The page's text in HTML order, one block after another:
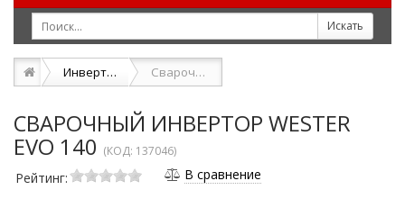
Инверторные сварочные аппараты Сварочный инвертор WESTER EVO 140
СВАРОЧНЫЙ ИНВЕРТОР WESTER
EVO 140 (КОД: 137046)
Рейтинг: В сравнение